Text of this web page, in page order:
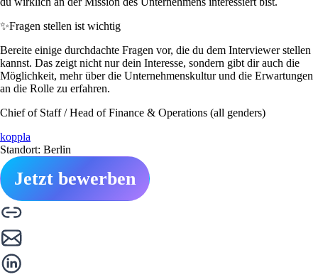
✨Fragen stellen ist wichtig
Bereite einige durchdachte Fragen vor, die du dem Interviewer stellen
kannst. Das zeigt nicht nur dein Interesse, sondern gibt dir auch die
Möglichkeit, mehr über die Unternehmenskultur und die Erwartungen
an die Rolle zu erfahren.
Chief of Staff / Head of Finance & Operations (all genders)
koppla
Standort: Berlin
Jetzt bewerben